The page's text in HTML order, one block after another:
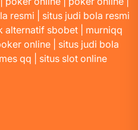
resmi
situs judi bola resmi
alternatif sbobet
murniqq
online
situs judi bola
qq situs slot online